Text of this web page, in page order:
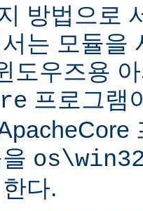
방법으로
는 모듈을
도우즈용
프로그램
다.